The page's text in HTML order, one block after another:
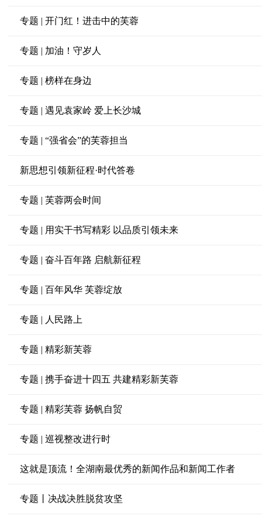
专题 | 开门红！进击中的芙蓉
专题 | 加油！守岁人
专题 | 榜样在身边
专题 | 遇见袁家岭 爱上长沙城
专题 | “强省会”的芙蓉担当
新思想引领新征程·时代答卷
专题 | 芙蓉两会时间
专题 | 用实干书写精彩 以品质引领未来
专题 | 奋斗百年路 启航新征程
专题 | 百年风华 芙蓉绽放
专题 | 人民路上
专题 | 精彩新芙蓉
专题 | 携手奋进十四五 共建精彩新芙蓉
专题 | 精彩芙蓉 扬帆自贸
专题 | 巡视整改进行时
这就是顶流！全湖南最优秀的新闻作品和新闻工作者
专题丨决战决胜脱贫攻坚